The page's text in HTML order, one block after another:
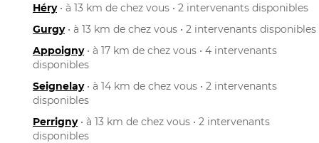
Héry• à 13 km de chez vous • 2 intervenants disponibles
Gurgy• à 13 km de chez vous • 2 intervenants disponibles
Appoigny• à 17 km de chez vous • 4 intervenants
disponibles
Seignelay• à 14 km de chez vous • 2 intervenants
disponibles
Perrigny• à 13 km de chez vous • 2 intervenants
disponibles